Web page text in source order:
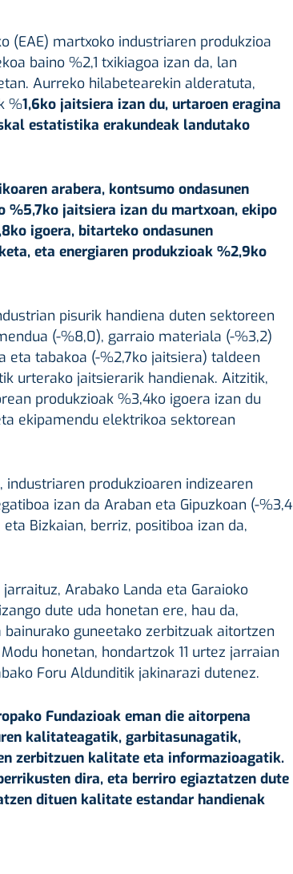
(EAE) martxoko industriaren produkzioa
baino %2,1 txikiagoa izan da, lan
Aurreko hilabetearekin alderatuta,
%1,6ko jaitsiera izan du, urtaroen eragina
estatistika erakundeak landutako
arabera, kontsumo ondasunen
jaitsiera izan du martxoan, ekipo
igoera, bitarteko ondasunen
eta energiaren produkzioak %2,9ko
pisurik handiena duten sektoreen
(-%8,0), garraio materiala (-%3,2)
eta tabakoa (-%2,7ko jaitsiera) taldeen
urterako jaitsierarik handienak. Aitzitik,
produkzioak %3,4ko igoera izan du
ekipamendu elektrikoa sektorean
produkzioaren indizearen
izan da Araban eta Gipuzkoan (-%3,4
Bizkaian, berriz, positiboa izan da,
Arabako Landa eta Garaioko
dute uda honetan ere, hau da,
guneetako zerbitzuak aitortzen
honetan, hondartzok 11 urtez jarraian
Foru Aldunditik jakinarazi dutenez.
Fundazioak eman die aitorpena
kalitateagatik, garbitasunagatik,
zerbitzuen kalitate eta informazioagatik.
dira, eta berriro egiaztatzen dute
dituen kalitate estandar handienak